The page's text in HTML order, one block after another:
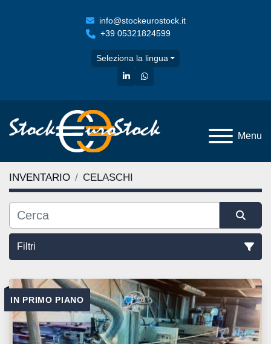
info@stockeurostock.it
+39 05321824599
Seleziona la lingua
linkedinwhatsapp
Menu
INVENTARIO CELASCHI
Filtri
Tutte le categorie
Ordina per
IN PRIMO PIANO